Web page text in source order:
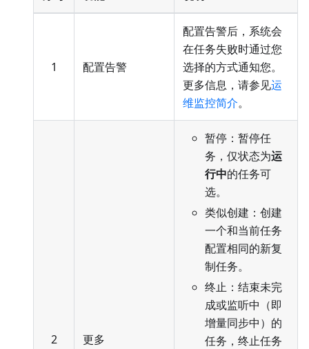
1 配置告警
配置告警后，系统会
在任务失败时通过您
选择的方式通知您。
更多信息，请参见运
维监控简介。
2 更多
暂停：暂停任
务，仅状态为运
行中的任务可
选。
类似创建：创建
一个和当前任务
配置相同的新复
制任务。
终止：结束未完
成或监听中（即
增量同步中）的
任务，终止任务